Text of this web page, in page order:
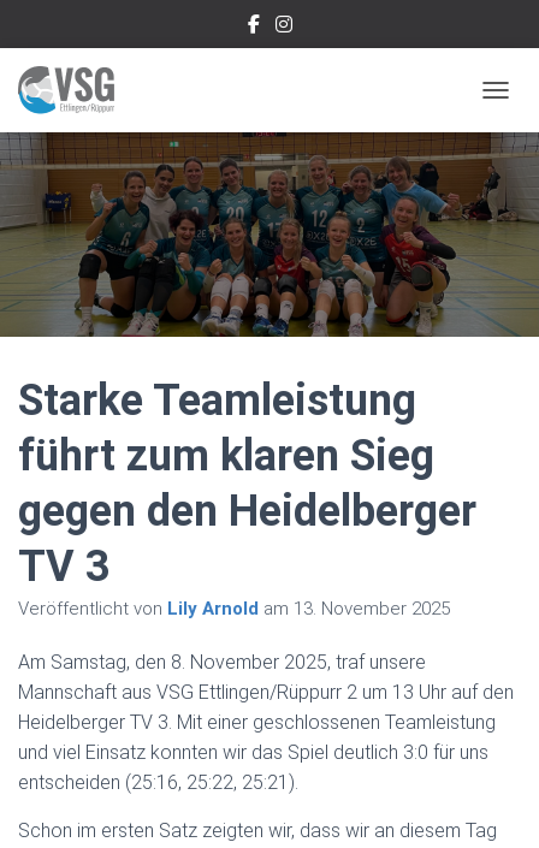
Starke Teamleistung
führt zum klaren Sieg
gegen den Heidelberger
TV 3
Veröffentlicht von Lily Arnold am 13. November 2025
Am Samstag, den 8. November 2025, traf unsere
Mannschaft aus VSG Ettlingen/Rüppurr 2 um 13 Uhr auf den
Heidelberger TV 3. Mit einer geschlossenen Teamleistung
und viel Einsatz konnten wir das Spiel deutlich 3:0 für uns
entscheiden (25:16, 25:22, 25:21).
Schon im ersten Satz zeigten wir, dass wir an diesem Tag